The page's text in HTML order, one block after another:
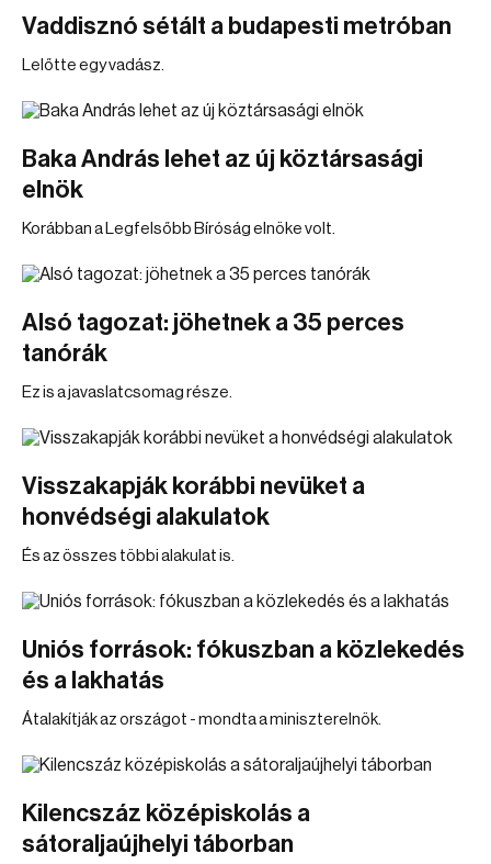
Vaddisznó sétált a budapesti metróban
Lelőtte egy vadász.
Baka András lehet az új köztársasági
elnök
Korábban a Legfelsőbb Bíróság elnöke volt.
Alsó tagozat: jöhetnek a 35 perces
tanórák
Ez is a javaslatcsomag része.
Visszakapják korábbi nevüket a
honvédségi alakulatok
És az összes többi alakulat is.
Uniós források: fókuszban a közlekedés
és a lakhatás
Átalakítják az országot - mondta a miniszterelnök.
Kilencszáz középiskolás a
sátoraljaújhelyi táborban